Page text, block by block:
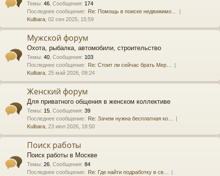
Темы: 46 Сообщения: 174
Последнее сообщение: Re: Помощь в поиске недвижимо…
Kulbara , 02 сен 2025, 15:59
Мужской форум
Охота, рыбалка, автомобили, строительство
Темы: 40 Сообщения: 103
Последнее сообщение: Re: Стоит ли сейчас брать Мер…
Kulbara , 25 май 2026, 09:24
Женский форум
Для приватного общения в женском коллективе
Темы: 15 Сообщения: 39
Последнее сообщение: Re: Зачем нужна бесплатная ко…
Kulbara , 23 июл 2026, 18:50
Поиск работы
Поиск работы в Москве
Темы: 26 Сообщения: 84
Последнее сообщение: Re: Где найти подработку в св…